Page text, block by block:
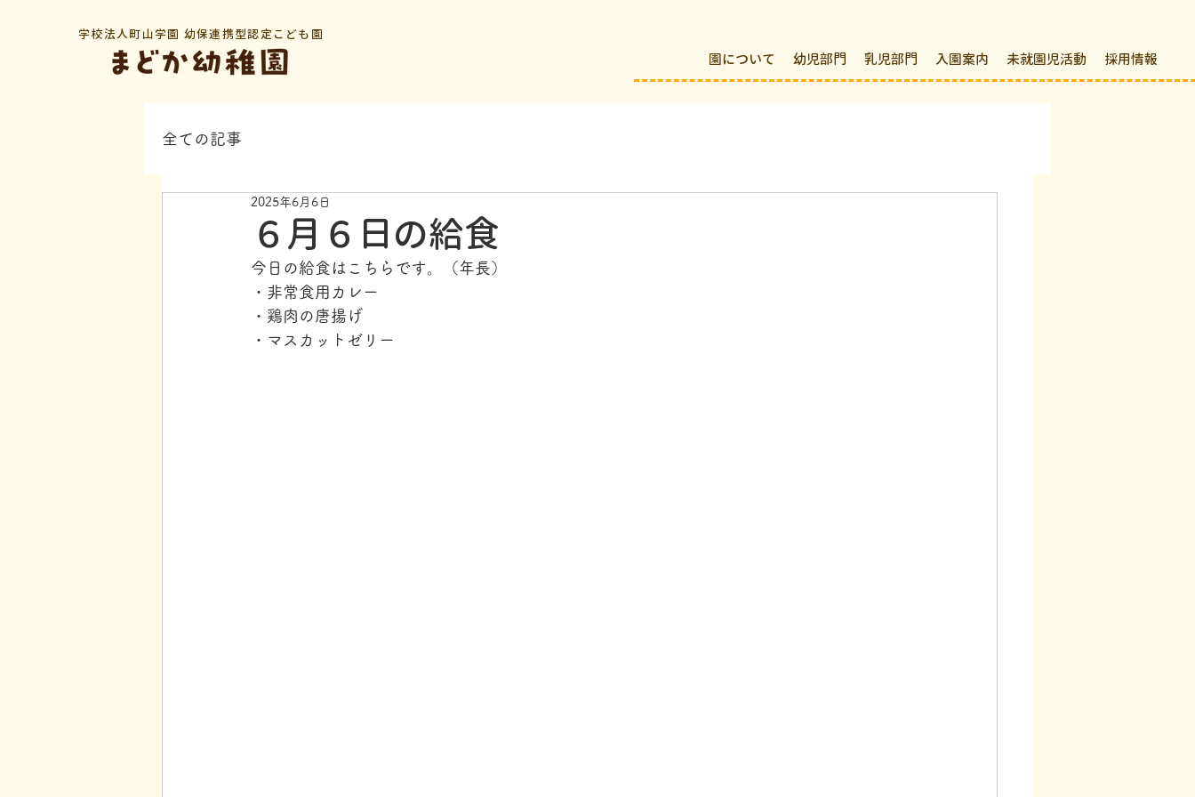
学校法人町山学園 幼保連携型認定こども園
園について 幼児部門 乳児部門 入園案内 未就園児活動 採用情報
全ての記事
６月６日の給食
2025年6月6日
今日の給食はこちらです。（年長）
・非常食用カレー
・鶏肉の唐揚げ
・マスカットゼリー